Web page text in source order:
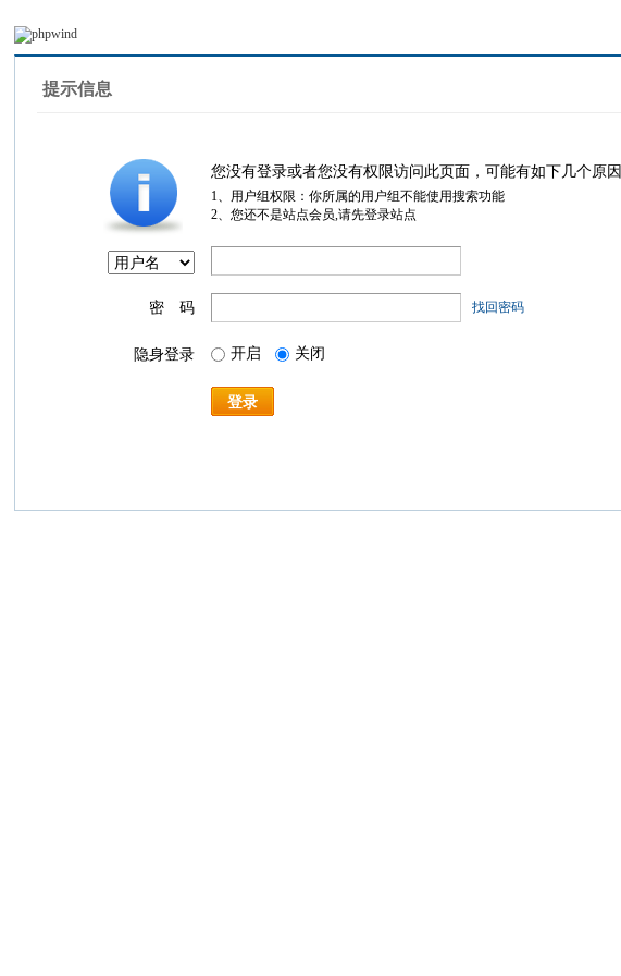
提示信息
您没有登录或者您没有权限访问此页面，可能有如下几个原因
1、用户组权限：你所属的用户组不能使用搜索功能
2、您还不是站点会员,请先登录站点
密 码 找回密码
隐身登录 开启 关闭
登录